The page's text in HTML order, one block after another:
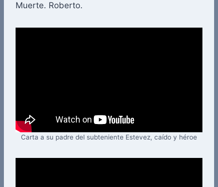
Muerte. Roberto.
Carta a su padre del subteniente Estevez, caído y héroe